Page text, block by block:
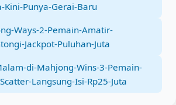
Kini-Punya-Gerai-Baru
Ways-2-Pemain-Amatir-
Jackpot-Puluhan-Juta
di-Mahjong-Wins-3-Pemain-
Langsung-Isi-Rp25-Juta